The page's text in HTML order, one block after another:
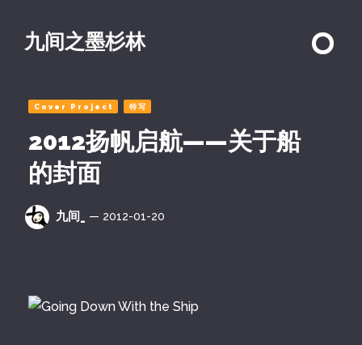
九间之墨杉林
Cover Project 特写
2012扬帆启航——关于船
的封面
九间_ — 2012-01-20